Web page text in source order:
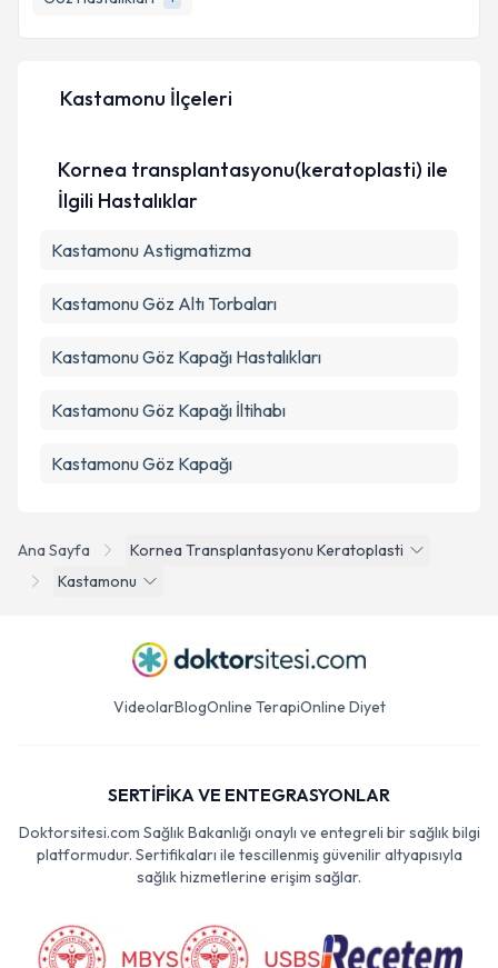
E-posta Adresiniz
kapsamda işlenmesini kabul ediyorum.
Ana Sayfa
Kornea Transplantasyonu Keratoplasti
Kastamonu
Kastamonu İlçeleri
Kornea transplantasyonu(keratoplasti) ile
İlgili Hastalıklar
Kastamonu Astigmatizma
Kastamonu Göz Altı Torbaları
Kastamonu Göz Kapağı Hastalıkları
Kastamonu Göz Kapağı İltihabı
Kastamonu Göz Kapağı
VideolarBlogOnline TerapiOnline Diyet
SERTİFİKA VE ENTEGRASYONLAR
Doktorsitesi.com Sağlık Bakanlığı onaylı ve entegreli bir sağlık bilgi
platformudur. Sertifikaları ile tescillenmiş güvenilir altyapısıyla
sağlık hizmetlerine erişim sağlar.